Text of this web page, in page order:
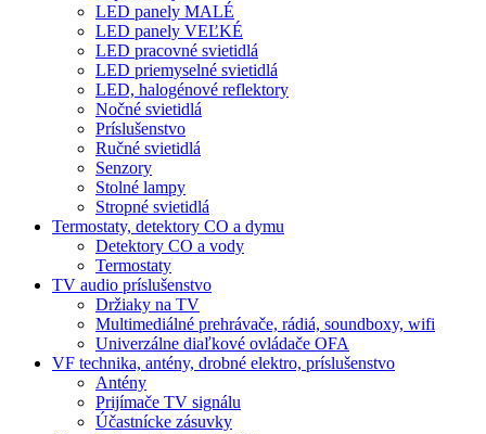
LED panely MALÉ
LED panely VEĽKÉ
LED pracovné svietidlá
LED priemyselné svietidlá
LED, halogénové reflektory
Nočné svietidlá
Príslušenstvo
Ručné svietidlá
Senzory
Stolné lampy
Stropné svietidlá
Termostaty, detektory CO a dymu
Detektory CO a vody
Termostaty
TV audio príslušenstvo
Držiaky na TV
Multimediálné prehrávače, rádiá, soundboxy, wifi
Univerzálne diaľkové ovládače OFA
VF technika, antény, drobné elektro, príslušenstvo
Antény
Prijímače TV signálu
Účastnícke zásuvky